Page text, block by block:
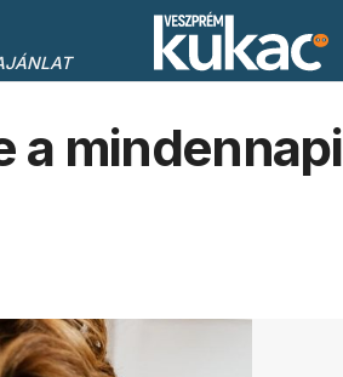
a mindennapi